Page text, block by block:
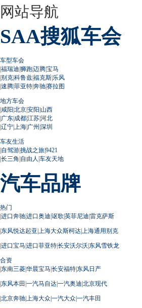
网站导航
SAA搜狐车会
车型车会
|福瑞迪|狮跑|迈腾|宝马
|别克|科鲁兹|福克斯|乐风
|速腾|菲亚特|奔驰|赛拉图
地方车会
|咸阳|北京|安阳|山西
|广东|成都|江苏|河北
|辽宁| 上海|广州 |深圳
车友生活
|自驾游|挑战之旅|9421
|长三角 |自由人 |车友天地
汽车品牌
热门
|进口奔驰|进口奥迪|讴歌|英菲尼迪|雷克萨斯
|东风悦达起亚| 上海大众斯柯达| 上海通用别克
|进口宝马|进口菲亚特|长安沃尔沃|东风雪铁龙
合资
|东南三菱|华晨宝马|长安福特|东风日产
|东风本田 |一汽马自达|一汽奥迪|北京现代
|北京奔驰| 上海大众|一汽大众|一汽丰田